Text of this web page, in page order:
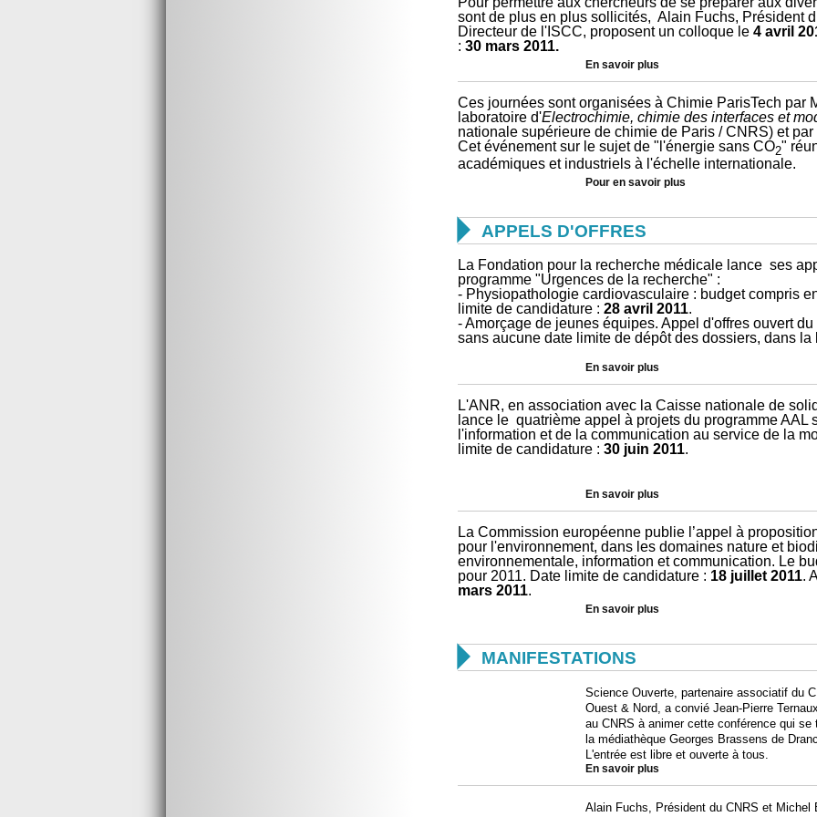
sont de plus en plus sollicités, Alain Fuchs, Président
Directeur de l'ISCC, proposent un colloque le 4 avril
: 30 mars 2011.
En savoir plus
Ces journées sont organisées à Chimie ParisTech par
laboratoire d'Electrochimie, chimie des interfaces et
nationale supérieure de chimie de Paris / CNRS) et
Cet événement sur le sujet de "l'énergie sans CO2"
académiques et industriels à l'échelle internationale.
Pour en savoir plus
 APPELS D'OFFRES
La Fondation pour la recherche médicale lance ses
programme "Urgences de la recherche" :
- Physiopathologie cardiovasculaire : budget compris
limite de candidature : 28 avril 2011.
- Amorçage de jeunes équipes. Appel d'offres ouvert du
sans aucune date limite de dépôt des dossiers, dans
En savoir plus
L'ANR, en association avec la Caisse nationale de
lance le quatrième appel à projets du programme AAL
l'information et de la communication au service de la
limite de candidature : 30 juin 2011.
En savoir plus
La Commission européenne publie l’appel à
pour l'environnement, dans les domaines nature et
environnementale, information et communication. Le
pour 2011. Date limite de candidature : 18 juillet 2011.
mars 2011.
En savoir plus
 MANIFESTATIONS
Science Ouverte, partenaire associatif du
Ouest & Nord, a convié Jean-Pierre
au CNRS à animer cette conférence qui
la médiathèque Georges Brassens de
L'entrée est libre et ouverte à tous.
En savoir plus
Alain Fuchs, Président du CNRS et Michel